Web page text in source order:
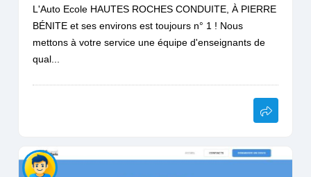
L'Auto Ecole HAUTES ROCHES CONDUITE, À PIERRE
BÉNITE et ses environs est toujours n° 1 ! Nous
mettons à votre service une équipe d'enseignants de
qual...